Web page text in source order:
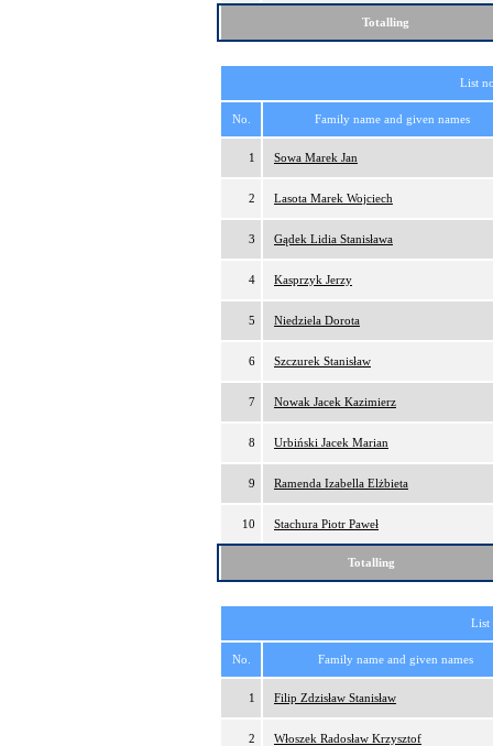
Totalling
List
No. Family name and given names
1 Sowa Marek Jan
2 Lasota Marek Wojciech
3 Gądek Lidia Stanisława
4 Kasprzyk Jerzy
5 Niedziela Dorota
6 Szczurek Stanisław
7 Nowak Jacek Kazimierz
8 Urbiński Jacek Marian
9 Ramenda Izabella Elżbieta
10 Stachura Piotr Paweł
Totalling
List
No. Family name and given names
1 Filip Zdzisław Stanisław
2 Włoszek Radosław Krzysztof